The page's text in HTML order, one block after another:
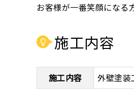
お客様が一番笑顔にな
施工内容
施工内容 外壁塗装